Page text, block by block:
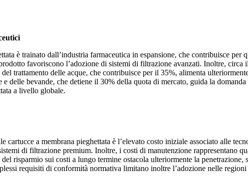
è trainato dall’industria farmaceutica in espansione, che contribuisce
favoriscono l’adozione di sistemi di filtrazione avanzati. Inoltre,
trattamento delle acque, che contribuisce per il 35%, alimenta
e delle bevande, che detiene il 30% della quota di mercato, guida la
a livello globale.
cartucce a membrana pieghettata è l’elevato costo iniziale associato alle
di filtrazione premium. Inoltre, i costi di manutenzione rappresentano
risparmio sui costi a lungo termine ostacola ulteriormente la
requisiti di conformità normativa limitano inoltre l’adozione nelle